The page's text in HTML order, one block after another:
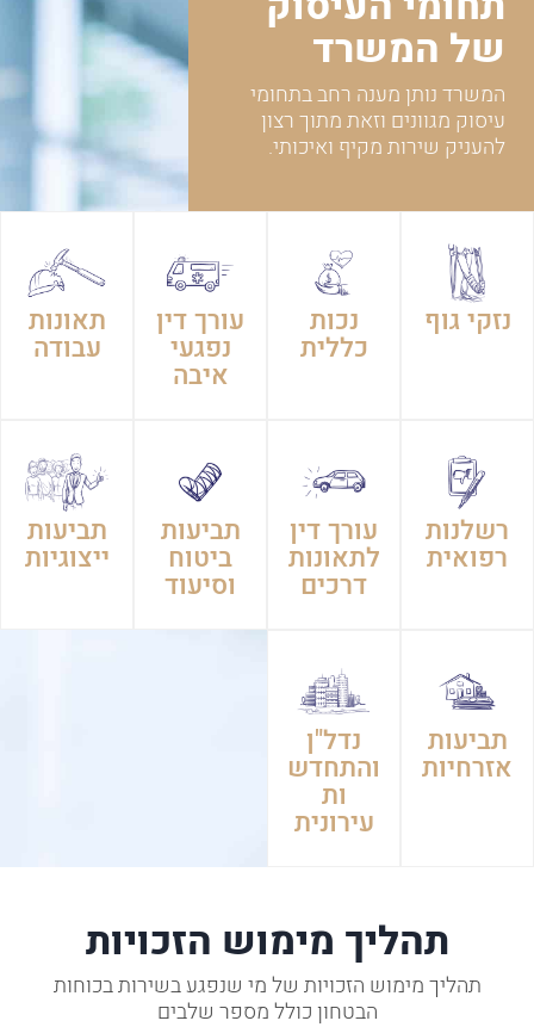
של המשרד
המשרד נותן מענה רחב בתחומי
עיסוק מגוונים וזאת מתוך רצון
להעניק שירות מקיף ואיכותי.
נזקי גוף נכות
כללית
עורך דין
נפגעי
איבה
תאונות
עבודה
רשלנות
רפואית
עורך דין
לתאונות
דרכים
תביעות
ביטוח
וסיעוד
תביעות
ייצוגיות
תביעות
אזרחיות
נדל"ן
והתחדש
ות
עירונית
תהליך מימוש הזכויות
תהליך מימוש הזכויות של מי שנפגע בשירות בכוחות
הבטחון כולל מספר שלבים